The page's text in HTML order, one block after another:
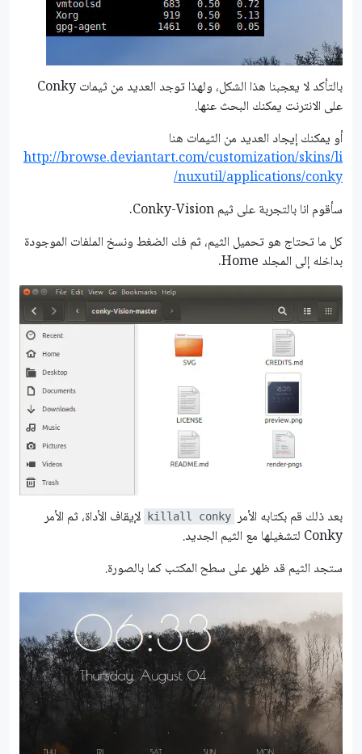
بالتأكد لا يعجبنا هذا الشكل، ولهذا توجد العديد من ثيمات Conky
على الانترنت يمكنك البحث عنها.
أو يمكنك إيجاد العديد من الثيمات هنا
http://browse.deviantart.com/customization/skins/li
nuxutil/applications/conky/
سأقوم انا بالتجربة على ثيم Conky-Vision.
كل ما تحتاج هو تحميل الثيم، ثم فك الضغط ونسخ الملفات الموجودة
بداخله إلى المجلد Home.
بعد ذلك قم بكتابه الأمر killall conky
لإيقاف الأداة، ثم الأمر
Conky لتشغيلها مع الثيم الجديد.
ستجد الثيم قد ظهر على سطح المكتب كما بالصورة.